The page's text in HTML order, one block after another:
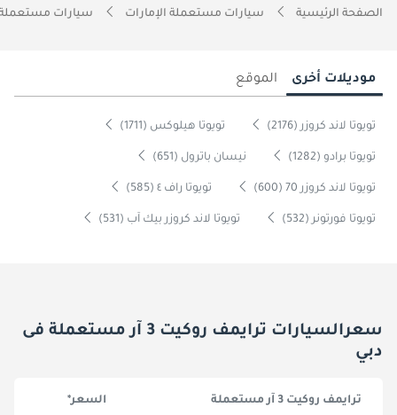
الصفحة الرئيسية سيارات مستعملة الإمارات سيارات
موديلات أخرى الموقع
تويوتا لاند كروزر (2176) تويوتا هيلوكس (1711)
تويوتا برادو (1282) نيسان باترول (651)
تويوتا لاند كروزر 70 (600) تويوتا راف ٤ (585)
تويوتا فورتونر (532) تويوتا لاند كروزر بيك آب (531)
سعرالسيارات ترايمف روكيت 3 آر مستعملة فى
دبي
ترايمف روكيت 3 آر مستعملة السعر*